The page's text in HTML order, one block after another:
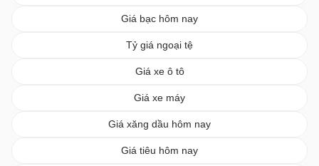
Giá bạc hôm nay
Tỷ giá ngoại tệ
Giá xe ô tô
Giá xe máy
Giá xăng dầu hôm nay
Giá tiêu hôm nay